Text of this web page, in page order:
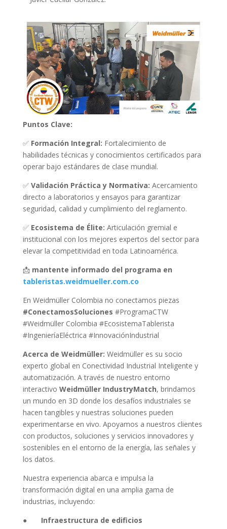
Puntos Clave:
✅ Formación Integral: Fortalecimiento de
habilidades técnicas y conocimientos certificados para
operar bajo estándares de clase mundial.
✅ Validación Práctica y Normativa: Acercamiento
directo a laboratorios y ensayos para garantizar
seguridad, calidad y cumplimiento del reglamento.
✅ Ecosistema de Élite: Articulación gremial e
institucional con los mejores expertos del sector para
elevar la competitividad en toda Latinoamérica.
📩 mantente informado del programa en
tableristas.weidmueller.com.co
En Weidmüller Colombia no conectamos piezas
#ConectamosSoluciones #ProgramaCTW
#Weidmüller Colombia #EcosistemaTablerista
#IngenieríaEléctrica #InnovaciónIndustrial
Acerca de Weidmüller: Weidmüller es su socio
experto global en Conectividad Industrial Inteligente y
automatización. A través de nuestro entorno
interactivo Weidmüller IndustryMatch, brindamos
un mundo en 3D donde los desafíos industriales se
hacen tangibles y nuestras soluciones pueden
experimentarse en vivo. Apoyamos a nuestros clientes
con productos, soluciones y servicios innovadores y
sostenibles en el entorno de la energía, las señales y
los datos.
Nuestra experiencia abarca e impulsa la
transformación digital en una amplia gama de
industrias, incluyendo:
● Infraestructura de edificios